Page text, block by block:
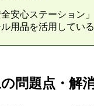
全安心ステーション
用品を活用してい
問題点・解